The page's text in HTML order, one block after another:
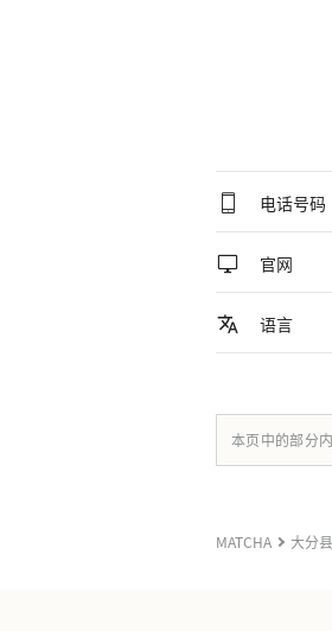
电话号码
官网
语言
本页中的部分
MATCHA 大分